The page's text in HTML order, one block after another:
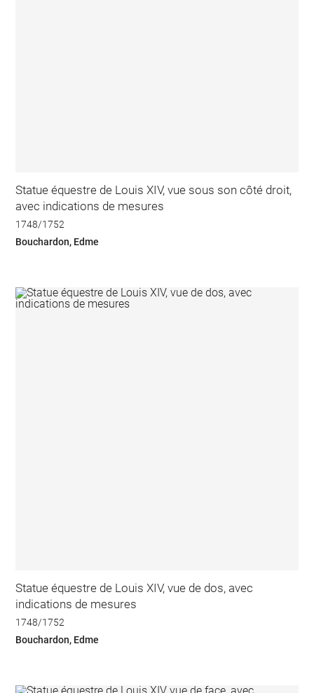
Statue équestre de Louis XIV, vue sous son côté droit,
avec indications de mesures
1748/1752
Bouchardon, Edme
Statue équestre de Louis XIV, vue de dos, avec
indications de mesures
1748/1752
Bouchardon, Edme